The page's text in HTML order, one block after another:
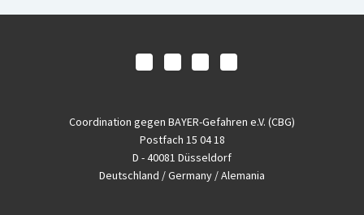
Coordination gegen BAYER-Gefahren e.V. (CBG)
Postfach 15 04 18
D - 40081 Düsseldorf
Deutschland / Germany / Alemania